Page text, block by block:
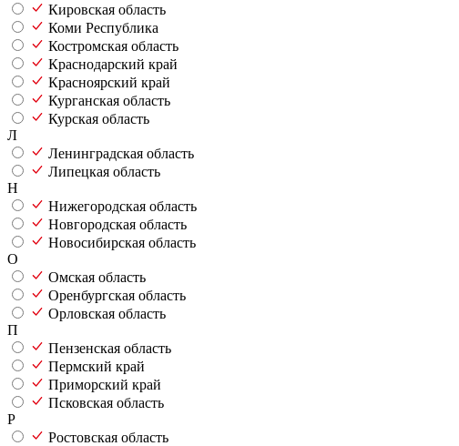
Кировская область
Коми Республика
Костромская область
Краснодарский край
Красноярский край
Курганская область
Курская область
Л
Ленинградская область
Липецкая область
Н
Нижегородская область
Новгородская область
Новосибирская область
О
Омская область
Оренбургская область
Орловская область
П
Пензенская область
Пермский край
Приморский край
Псковская область
Р
Ростовская область